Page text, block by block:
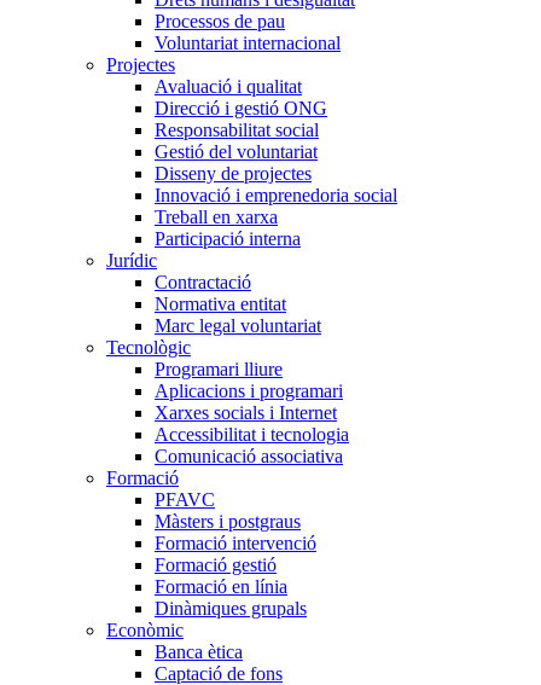
Processos de pau
Voluntariat internacional
Projectes
Avaluació i qualitat
Direcció i gestió ONG
Responsabilitat social
Gestió del voluntariat
Disseny de projectes
Innovació i emprenedoria social
Treball en xarxa
Participació interna
Jurídic
Contractació
Normativa entitat
Marc legal voluntariat
Tecnològic
Programari lliure
Aplicacions i programari
Xarxes socials i Internet
Accessibilitat i tecnologia
Comunicació associativa
Formació
PFAVC
Màsters i postgraus
Formació intervenció
Formació gestió
Formació en línia
Dinàmiques grupals
Econòmic
Banca ètica
Captació de fons